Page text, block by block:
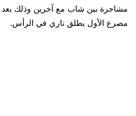
مشاجرة بين شاب مع آخرين وذلك
مصرع الأول بطلق ناري في الرأس.